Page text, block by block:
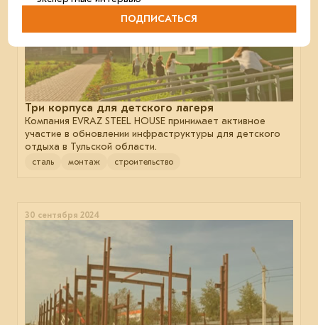
Три корпуса для детского лагеря
Компания EVRAZ STEEL HOUSE принимает активное
участие в обновлении инфраструктуры для детского
отдыха в Тульской области.
сталь монтаж строительство
30 сентября 2024
ПОДПИСАТЬСЯ